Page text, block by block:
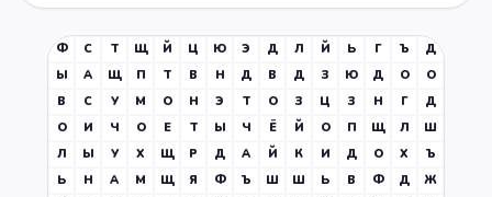
Ф С Т Щ Й Ц Ю Э Д Л Й Ь Г Ъ
Д
Ы
А Щ П Т В Н Д В Д З Ю Д О
О
В
С У М О Н Э Т О З Ц З Н Г
Д
О
И Ч О Е Т Ы Ч Ё Й О П Щ Л
Ш
Л
Ы У Х Щ Р Д А Й К И Д О Х
Ъ
Ь
Н А М Щ Я Ф Ъ Ш Ш Ь В Ф Д
Ж